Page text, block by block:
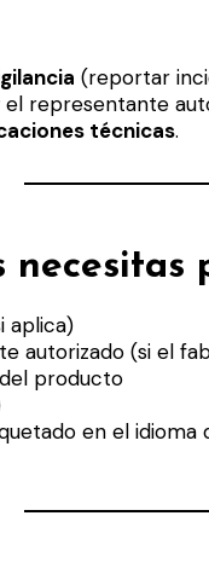
(reportar
representante
técnicas.
aplica)
autorizado (si el
producto
en el idioma